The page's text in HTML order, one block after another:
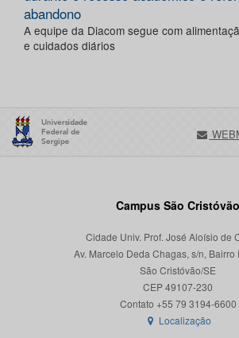
abandono
A equipe da Diacom segue com
e cuidados diários
Campus São Cristóvão
Cidade Univ. Prof. José Aloísio de
Av. Marcelo Deda Chagas, s/n, Bairro
São Cristóvão/SE
CEP 49107-230
Localização